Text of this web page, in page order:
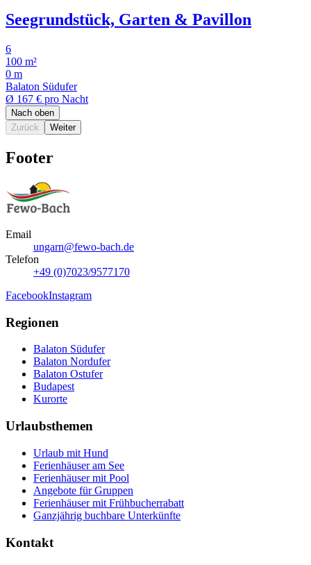
Seegrundstück, Garten & Pavillon
6
100 m²
0 m
Balaton Südufer
Ø 167 € pro Nacht
Nach oben
Zurück
Weiter
Footer
Email
ungarn@fewo-bach.de
Telefon
+49 (0)7023/9577170
FacebookInstagram
Regionen
Balaton Südufer
Balaton Nordufer
Balaton Ostufer
Budapest
Kurorte
Urlaubsthemen
Urlaub mit Hund
Ferienhäuser am See
Ferienhäuser mit Pool
Angebote für Gruppen
Ferienhäuser mit Frühbucherrabatt
Ganzjährig buchbare Unterkünfte
Kontakt